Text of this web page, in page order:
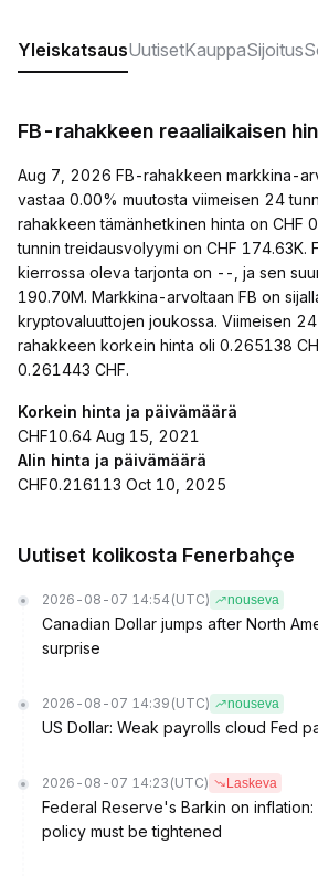
YleiskatsausUutisetKauppaSijoitus
FB-rahakkeen reaaliaikaisen
Aug 7, 2026 FB-rahakkeen markkina-
vastaa 0.00% muutosta viimeisen 24
rahakkeen tämänhetkinen hinta on CHF
tunnin treidausvolyymi on CHF 174.63K.
kierrossa oleva tarjonta on --, ja sen
190.70M. Markkina-arvoltaan FB on
kryptovaluuttojen joukossa. Viimeisen
rahakkeen korkein hinta oli 0.265138
0.261443 CHF.
Korkein hinta ja päivämäärä
CHF10.64 Aug 15, 2021
Alin hinta ja päivämäärä
CHF0.216113 Oct 10, 2025
Uutiset kolikosta Fenerbahçe
2026-08-07 14:54 (UTC) nouseva
Canadian Dollar jumps after North
surprise
2026-08-07 14:39 (UTC) nouseva
US Dollar: Weak payrolls cloud Fed
2026-08-07 14:23 (UTC) Laskeva
Federal Reserve's Barkin on inflation:
policy must be tightened